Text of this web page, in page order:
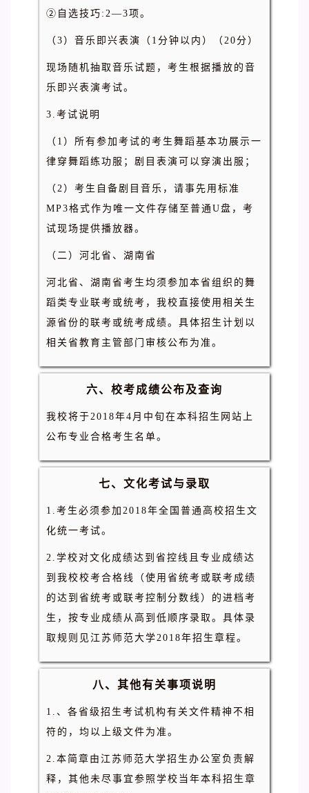
②自选技巧:2—3项。
（3）音乐即兴表演（1分钟以内）（20分）
现场随机抽取音乐试题，考生根据播放的音
乐即兴表演考试。
3.考试说明
（1）所有参加考试的考生舞蹈基本功展示一
律穿舞蹈练功服；剧目表演可以穿演出服；
（2）考生自备剧目音乐，请事先用标准
MP3格式作为唯一文件存储至普通U盘，考
试现场提供播放器。
（二）河北省、湖南省
河北省、湖南省考生均须参加本省组织的舞
蹈类专业联考或统考，我校直接使用相关生
源省份的联考或统考成绩。具体招生计划以
相关省教育主管部门审核公布为准。
六、校考成绩公布及查询
我校将于2018年4月中旬在本科招生网站上
公布专业合格考生名单。
七、文化考试与录取
1.考生必须参加2018年全国普通高校招生文
化统一考试。
2.学校对文化成绩达到省控线且专业成绩达
到我校校考合格线（使用省统考或联考成绩
的达到省统考或联考控制分数线）的进档考
生，按专业成绩从高到低顺序录取。具体录
取规则见江苏师范大学2018年招生章程。
八、其他有关事项说明
1.、各省级招生考试机构有关文件精神不相
符的，均以上级文件为准。
2.本简章由江苏师范大学招生办公室负责解
释，其他未尽事宜参照学校当年本科招生章